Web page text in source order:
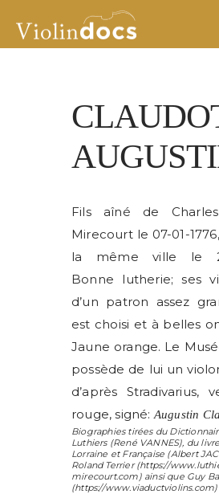
Fils aîné de
Mirecourt le 07-01-
la même ville le
Bonne lutherie; ses
d’un patron assez
est choisi et à belles
Jaune orange. Le
possède de lui un
d’après Stradivarius,
rouge, signé:Augustin
Biographies tirées du
Luthiers (René VANNES), du
Lorraine et Française (Albert
Roland Terrier(https://
mirecourt.com) ainsi que Guy
(https://www.viaductviolins.com)